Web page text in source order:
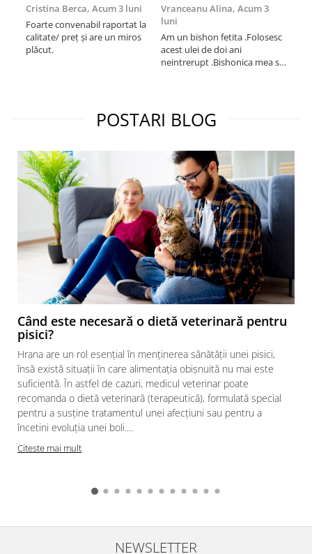
Cristina Berca, Acum 3 luni
Foarte convenabil raportat la
calitate/ preț și are un miros
plăcut.
Vranceanu Alina, Acum 3
luni
Am un bishon fetita .Folosesc
acest ulei de doi ani
neintrerupt .Bishonica mea se
treia comanda recomand cu
mult drag !
POSTARI BLOG
Când este necesară o dietă veterinară pentru
pisici?
Hrana are un rol esențial în menținerea sănătății unei pisici,
însă există situații în care alimentația obișnuită nu mai este
suficientă. În astfel de cazuri, medicul veterinar poate
recomanda o dietă veterinară (terapeutică), formulată special
pentru a susține tratamentul unei afecțiuni sau pentru a
încetini evoluția unei boli....
Citeste mai mult
NEWSLETTER